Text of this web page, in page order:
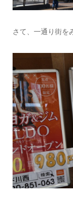
さて、一通り街を